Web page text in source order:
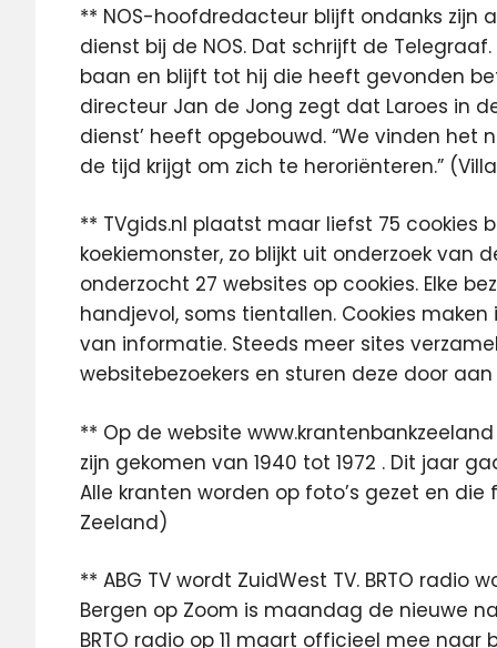
** NOS-hoofdredacteur blijft ondanks zijn
dienst bij de NOS. Dat schrijft de
baan en blijft tot hij die heeft gevonden
directeur Jan de Jong zegt dat Laroes in
dienst’ heeft opgebouwd. “We vinden
de tijd krijgt om zich te heroriënteren.”
** TVgids.nl plaatst maar liefst 75 cookies
koekiemonster, zo blijkt uit onderzoek van
onderzocht 27 websites op cookies. Elke
handjevol, soms tientallen. Cookies
van informatie. Steeds meer sites
websitebezoekers en sturen deze door
** Op de website
zijn gekomen van 1940 tot 1972 . Dit jaar
Alle kranten worden op foto’s gezet en
Zeeland)
** ABG TV wordt ZuidWest TV. BRTO radio
Bergen op Zoom is maandag de nieuwe
BRTO radio op 11 maart officieel mee